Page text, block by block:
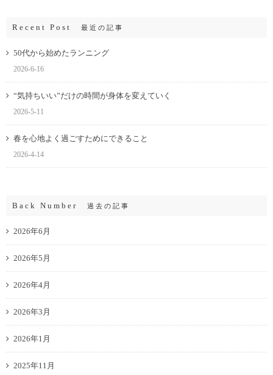
Recent Post 最近の記事
50代から始めたランニング
2026-6-16
“気持ちいい”だけの時間が身体を変えていく
2026-5-11
春を心地よく過ごすためにできること
2026-4-14
Back Number 過去の記事
2026年6月
2026年5月
2026年4月
2026年3月
2026年1月
2025年11月